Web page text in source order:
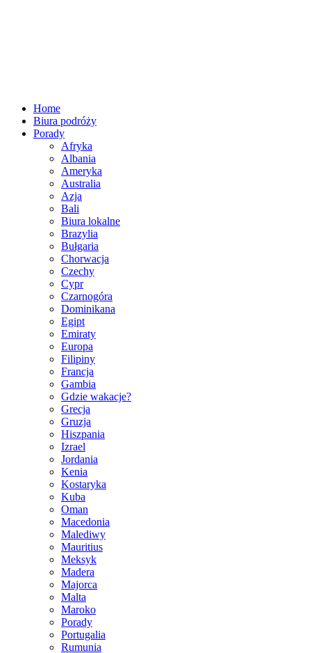
Home
Biura podróży
Porady
Afryka
Albania
Ameryka
Australia
Azja
Bali
Biura lokalne
Brazylia
Bułgaria
Chorwacja
Czechy
Cypr
Czarnogóra
Dominikana
Egipt
Emiraty
Europa
Filipiny
Francja
Gambia
Gdzie wakacje?
Grecja
Gruzja
Hiszpania
Izrael
Jordania
Kenia
Kostaryka
Kuba
Oman
Macedonia
Malediwy
Mauritius
Meksyk
Madera
Majorca
Malta
Maroko
Porady
Portugalia
Rumunia